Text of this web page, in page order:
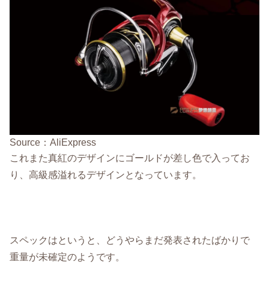
Source：AliExpress
これまた真紅のデザインにゴールドが差し色で入ってお
り、高級感溢れるデザインとなっています。
スペックはというと、どうやらまだ発表されたばかりで
重量が未確定のようです。